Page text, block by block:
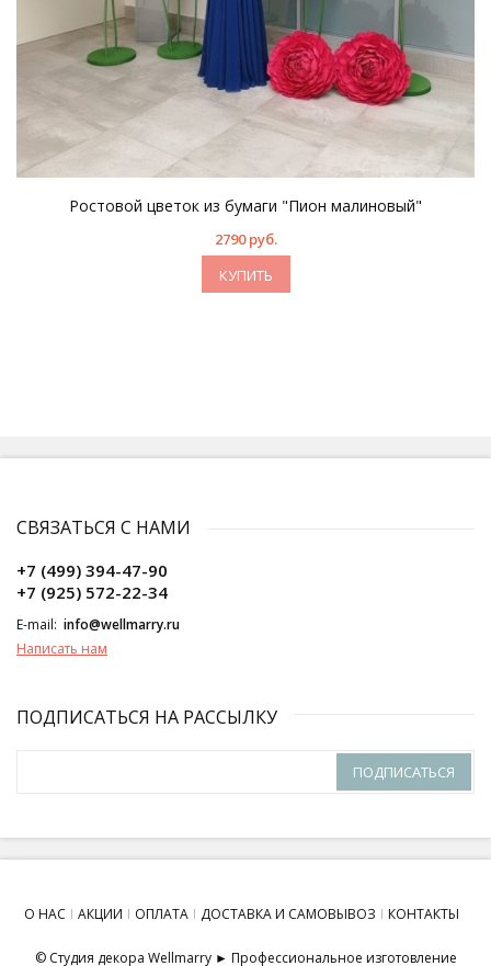
Ростовой цветок из бумаги "Пион малиновый"
2790 руб.
КУПИТЬ
СВЯЗАТЬСЯ С НАМИ
+7 (499) 394-47-90
+7 (925) 572-22-34
E-mail: info@wellmarry.ru
Написать нам
ПОДПИСАТЬСЯ НА РАССЫЛКУ
ПОДПИСАТЬСЯ
О НАС АКЦИИ ОПЛАТА ДОСТАВКА И САМОВЫВОЗ КОНТАКТЫ
© Студия декора Wellmarry ► Профессиональное изготовление